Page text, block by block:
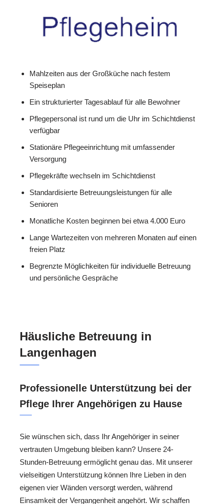
Mahlzeiten aus der Großküche nach festem
Speiseplan
Ein strukturierter Tagesablauf für alle Bewohner
Pflegepersonal ist rund um die Uhr im Schichtdienst
verfügbar
Stationäre Pflegeeinrichtung mit umfassender
Versorgung
Pflegekräfte wechseln im Schichtdienst
Standardisierte Betreuungsleistungen für alle
Senioren
Monatliche Kosten beginnen bei etwa 4.000 Euro
Lange Wartezeiten von mehreren Monaten auf einen
freien Platz
Begrenzte Möglichkeiten für individuelle Betreuung
und persönliche Gespräche
Häusliche Betreuung in
Langenhagen
Professionelle Unterstützung bei der
Pflege Ihrer Angehörigen zu Hause
Sie wünschen sich, dass Ihr Angehöriger in seiner
vertrauten Umgebung bleiben kann? Unsere 24-
Stunden-Betreuung ermöglicht genau das. Mit unserer
vielseitigen Unterstützung können Ihre Lieben in den
eigenen vier Wänden versorgt werden, während
Einsamkeit der Vergangenheit angehört. Wir schaffen